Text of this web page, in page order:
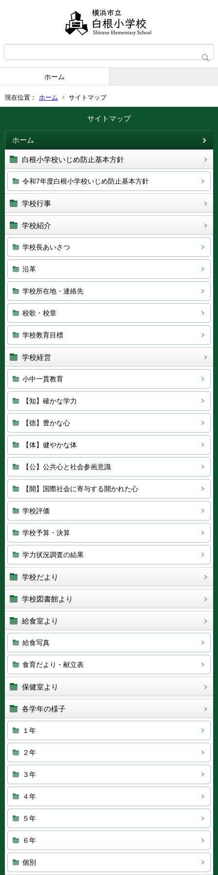
ホーム
現在位置： ホーム サイトマップ
サイトマップ
ホーム
白根小学校いじめ防止基本方針
令和7年度白根小学校いじめ防止基本方針
学校行事
学校紹介
学校長あいさつ
沿革
学校所在地・連絡先
校歌・校章
学校教育目標
学校経営
小中一貫教育
【知】確かな学力
【徳】豊かな心
【体】健やかな体
【公】公共心と社会参画意識
【開】国際社会に寄与する開かれた心
学校評価
学校予算・決算
学力状況調査の結果
学校だより
学校図書館より
給食室より
給食写真
食育だより・献立表
保健室より
各学年の様子
１年
２年
３年
４年
５年
６年
個別